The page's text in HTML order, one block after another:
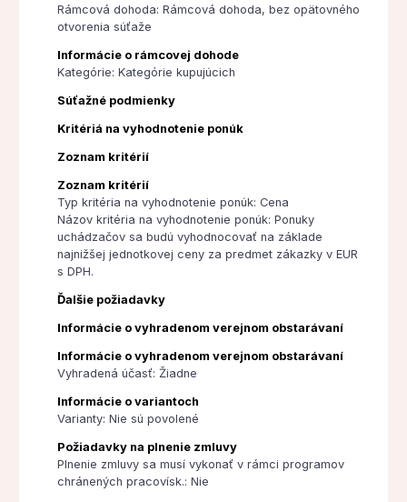
Rámcová dohoda: Rámcová dohoda, bez opätovného
otvorenia súťaže
Informácie o rámcovej dohode
Kategórie: Kategórie kupujúcich
Súťažné podmienky
Kritériá na vyhodnotenie ponúk
Zoznam kritérií
Zoznam kritérií
Typ kritéria na vyhodnotenie ponúk: Cena
Názov kritéria na vyhodnotenie ponúk: Ponuky
uchádzačov sa budú vyhodnocovať na základe
najnižšej jednotkovej ceny za predmet zákazky v EUR
s DPH.
Ďalšie požiadavky
Informácie o vyhradenom verejnom obstarávaní
Informácie o vyhradenom verejnom obstarávaní
Vyhradená účasť: Žiadne
Informácie o variantoch
Varianty: Nie sú povolené
Požiadavky na plnenie zmluvy
Plnenie zmluvy sa musí vykonať v rámci programov
chránených pracovísk.: Nie